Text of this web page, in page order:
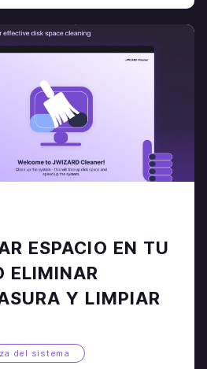
ESPACIO EN TU
ELIMINAR
Y LIMPIAR
del sistema